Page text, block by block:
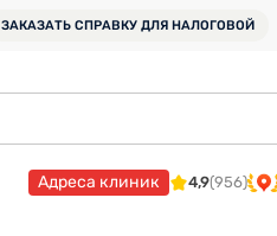
ЗАКАЗАТЬ СПРАВКУ ДЛЯ НАЛОГОВОЙ
Адреса клиник 4,9(956)